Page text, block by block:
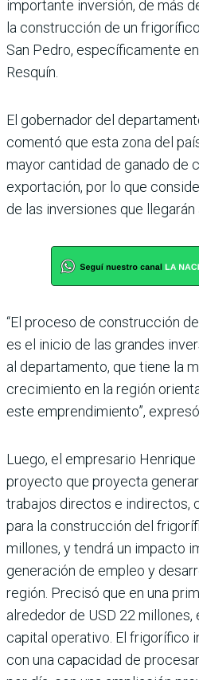
importante inver­sión, de más
la construcción de un
San Pedro, espe­cíficamente
Resquín.
El gobernador del
comentó que esta zona del
mayor cantidad de ganado de
expor­tación, por lo que
de las inversiones que llegarán
“El proceso de construcción
es el inicio de las grandes
al departamento, que tiene la
cre­cimiento en la región
este emprendimiento”, expresó.
Luego, el empresario
proyecto que proyecta
trabajos directos e indirec­tos,
para la construcción del
millones, y tendrá un impacto
generación de empleo y
región. Precisó que en una
alrededor de USD 22
capital operativo. El frigorífico
con una capacidad de